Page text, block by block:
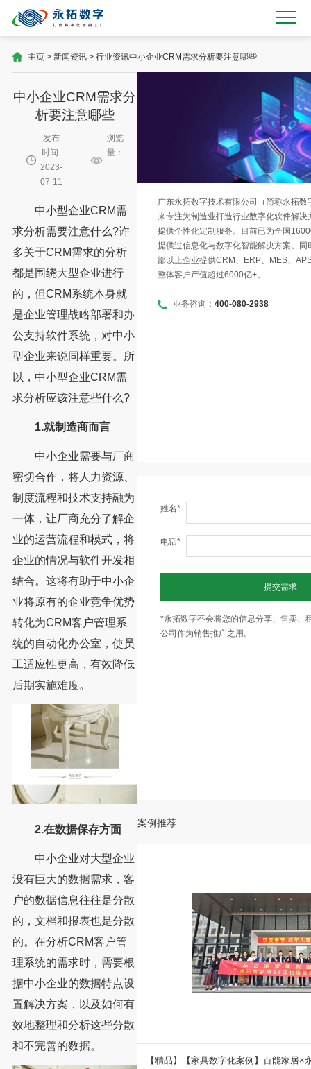
主页> 新闻资讯> 行业资讯中小企业CRM需求分析要注意哪些
中小企业CRM需求分
析要注意哪些
发布
时间:
2023-
07-11
浏览
量：
中小型企业CRM需
求分析需要注意什么?许
多关于CRM需求的分析
都是围绕大型企业进行
的，但CRM系统本身就
是企业管理战略部署和办
公支持软件系统，对中小
型企业来说同样重要。所
以，中小型企业CRM需
求分析应该注意些什么?
1.就制造商而言
中小企业需要与厂商
密切合作，将人力资源、
制度流程和技术支持融为
一体，让厂商充分了解企
业的运营流程和模式，将
企业的情况与软件开发相
结合。这将有助于中小企
业将原有的企业竞争优势
转化为CRM客户管理系
统的自动化办公室，使员
工适应性更高，有效降低
后期实施难度。
2.在数据保存方面
中小企业对大型企业
没有巨大的数据需求，客
户的数据信息往往是分散
的，文档和报表也是分散
的。在分析CRM客户管
理系统的需求时，需要根
据中小企业的数据特点设
置解决方案，以及如何有
效地整理和分析这些分散
和不完善的数据。
广东永拓数字技术有限公司（简称永拓
来专注为制造业打造行业数字化软件解决
提供个性化定制服务。目前已为全国
提供过信息化与数字化智能解决方案。
部以上企业提供CRM、ERP、MES、
整体客户产值超过6000亿+。
业务咨询： 400-080-2938
姓名*
电话*
提交需求
*永拓数字不会将您的信息分享、售卖、
公司作为销售推广之用。
案例推荐
【精品】【家具数字化案例】百能家居×